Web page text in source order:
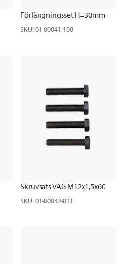
Förlängningsset H=30mm
SKU:01-00041-100
Skruvsats VAG M12x1,5x60
SKU:01-00042-011